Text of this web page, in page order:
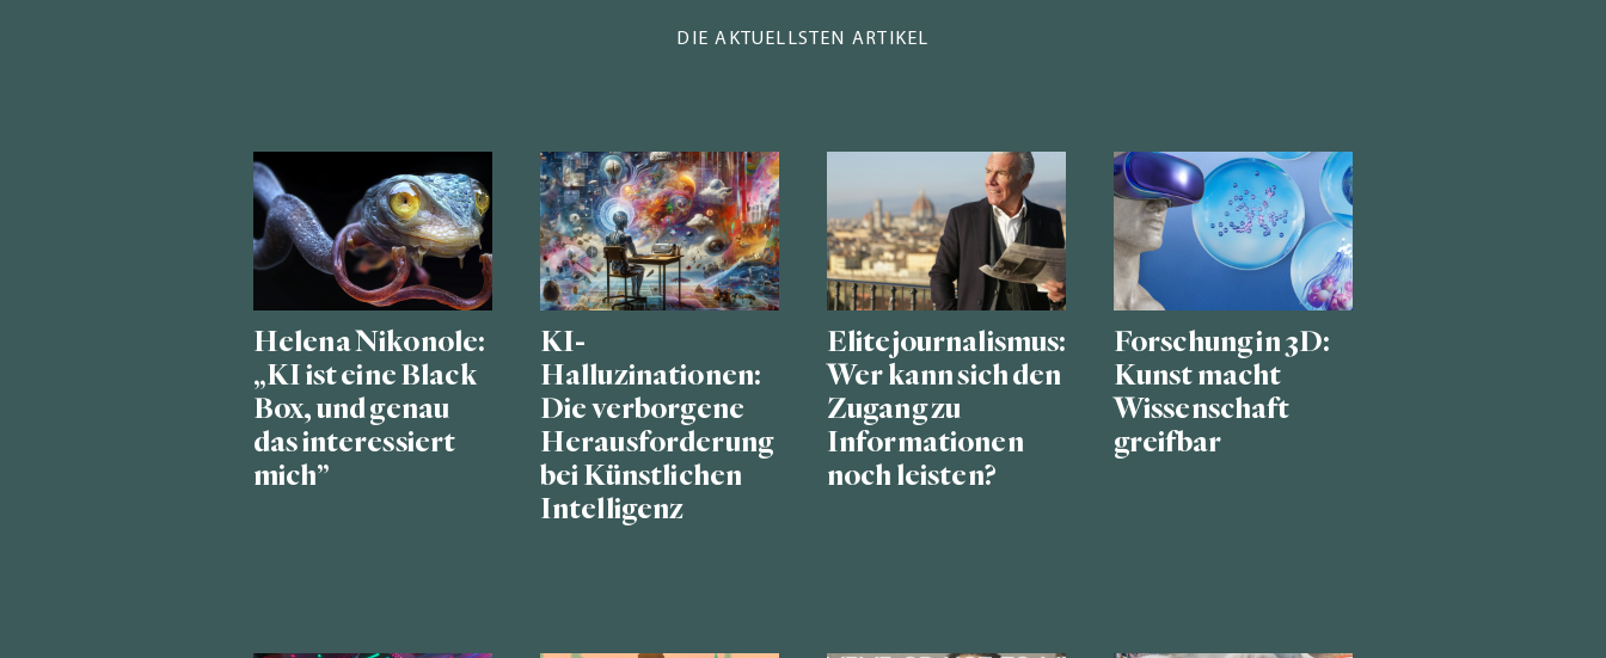
DIE AKTUELLSTEN ARTIKEL
Helena Nikonole:
„KI ist eine Black
Box, und genau
das interessiert
mich”
KI-
Halluzinationen:
Die verborgene
Herausforderung
bei Künstlichen
Intelligenz
Elitejournalismus:
Wer kann sich den
Zugang zu
Informationen
noch leisten?
Forschung in 3D:
Kunst macht
Wissenschaft
greifbar